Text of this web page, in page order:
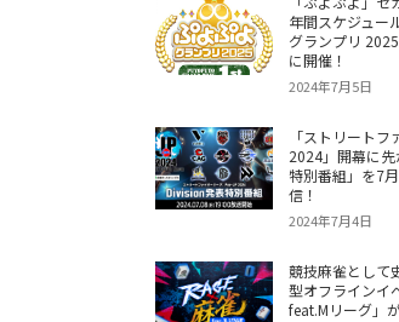
年間スケジュー
グランプリ
に開催！
2024年7月5日
「ストリート
2024」開幕に
特別番組」を7
信！
2024年7月4日
競技麻雀として
型オフラインイ
feat.Mリーグ」